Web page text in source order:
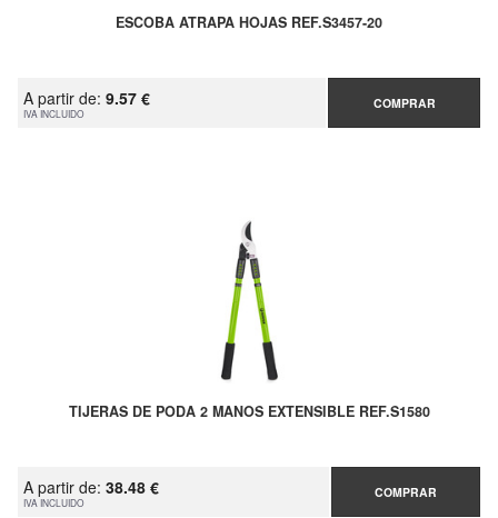
ESCOBA ATRAPA HOJAS REF.S3457-20
A partir de: 9.57 €
IVA INCLUIDO
COMPRAR
TIJERAS DE PODA 2 MANOS EXTENSIBLE REF.S1580
A partir de: 38.48 €
IVA INCLUIDO
COMPRAR